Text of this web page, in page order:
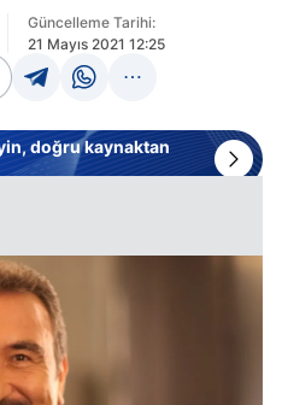
Güncelleme Tarihi:
21 Mayıs 2021 12:25
doğru kaynaktan